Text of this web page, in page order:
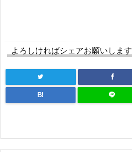
よろしければシェアお願いします
B!